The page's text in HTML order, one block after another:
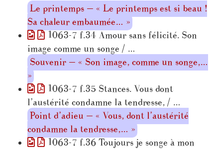
Le printemps — « Le printemps est si beau !
Sa chaleur embaumée… »
1063-7 f.34 Amour sans félicité. Son
image comme un songe / …
Souvenir — « Son image, comme un songe,…
»
1063-7 f.35 Stances. Vous dont
l’austérité condamne la tendresse, / …
Point d’adieu — « Vous, dont l’austérité
condamne la tendresse,… »
1063-7 f.36 Toujours je songe à mon